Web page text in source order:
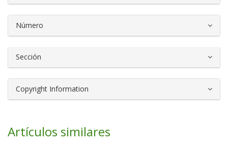
Número
Sección
Copyright Information
Artículos similares